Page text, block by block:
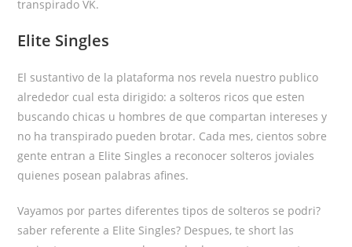
transpirado VK.
Elite Singles
El sustantivo de la plataforma nos revela nuestro publico
alrededor cual esta dirigido: a solteros ricos que esten
buscando chicas u hombres de que compartan intereses y
no ha transpirado pueden brotar. Cada mes, cientos sobre
gente entran a Elite Singles a reconocer solteros joviales
quienes posean palabras afines.
Vayamos por partes diferentes tipos de solteros se podri?
saber referente a Elite Singles? Despues, te short las